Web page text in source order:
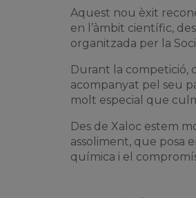
Aquest nou èxit
en l’àmbit científic,
organitzada per la
Durant la competició,
acompanyat pel seu
molt especial que
Des de Xaloc estem
assoliment, que posa
química i el